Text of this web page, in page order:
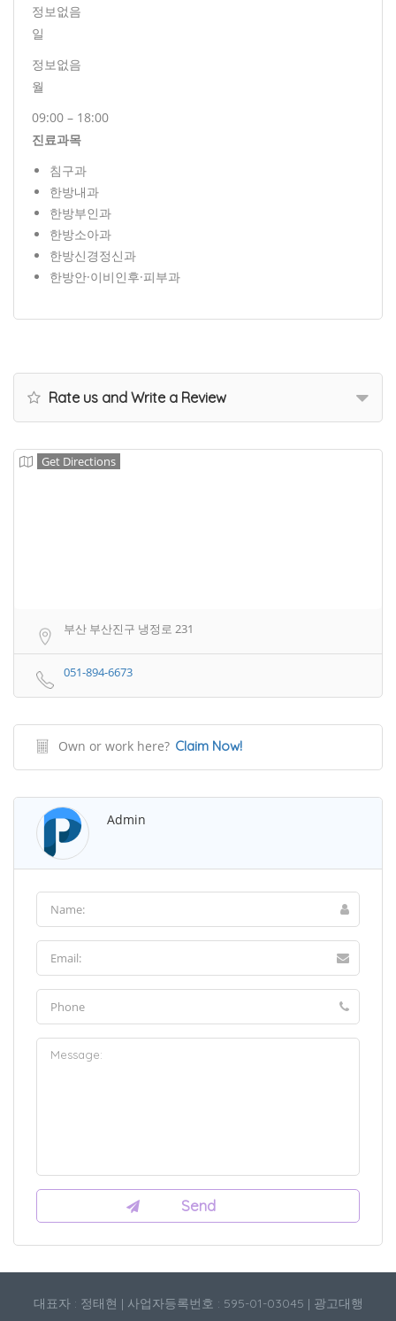
정보없음
일
정보없음
월
09:00 – 18:00
진료과목
침구과
한방내과
한방부인과
한방소아과
한방신경정신과
한방안·이비인후·피부과
Rate us and Write a Review
Get Directions
부산 부산진구 냉정로 231
051-894-6673
Own or work here? Claim Now!
Admin
대표자 : 정태현 | 사업자등록번호 : 595-01-03045 | 광고대행